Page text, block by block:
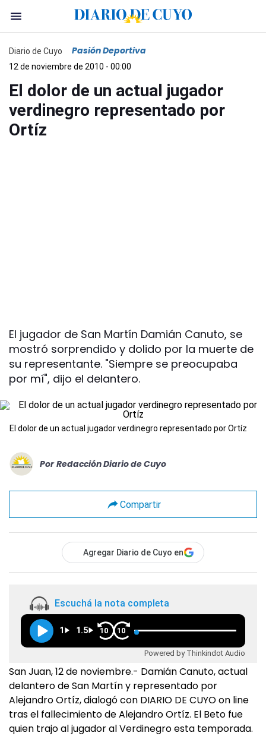
Diario de Cuyo Pasión Deportiva
12 de noviembre de 2010 - 00:00
El dolor de un actual jugador
verdinegro representado por
Ortíz
El jugador de San Martín Damián Canuto, se
mostró sorprendido y dolido por la muerte de
su representante. "Siempre se preocupaba
por mí", dijo el delantero.
El dolor de un actual jugador verdinegro representado por Ortíz
Por Redacción Diario de Cuyo
Compartir
Agregar Diario de Cuyo en
Escuchá la nota completa
1 1.5 10 10
Powered by Thinkindot Audio
San Juan, 12 de noviembre.- Damián Canuto, actual
delantero de San Martín y representado por
Alejandro Ortíz, dialogó con DIARIO DE CUYO on line
tras el fallecimiento de Alejandro Ortíz. El Beto fue
quien trajo al jugador al Verdinegro esta temporada.